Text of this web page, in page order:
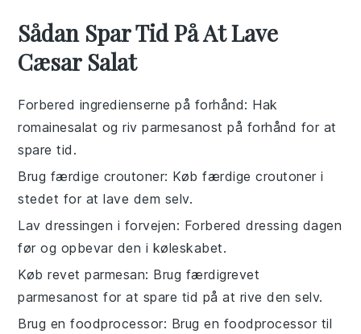
Sådan Spar Tid På At Lave
Cæsar Salat
Forbered ingredienserne på forhånd: Hak
romainesalat og rivparmesanost på forhånd for at
spare tid.
Brug færdige croutoner: Køb færdigecroutoner i
stedet for at lave dem selv.
Lav dressingen i forvejen: Forbereddressing dagen
før og opbevar den i køleskabet.
Køb revet parmesan: Brug færdigrevet
parmesanost for at spare tid på at rive den selv.
Brug en foodprocessor: Brug en foodprocessor til